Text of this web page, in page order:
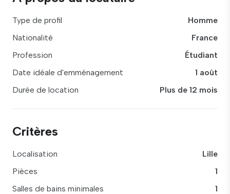
Type de profil
Homme
Nationalité
France
Profession
Étudiant
Date idéale d'emménagement
1 août
Durée de location
Plus de 12 mois
Critères
Localisation
Lille
Pièces
1
Salles de bains minimales
1